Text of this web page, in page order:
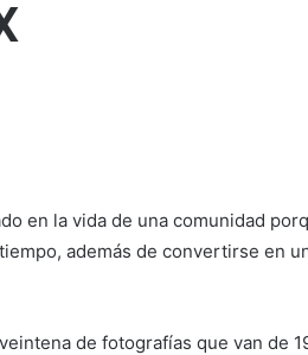
en la vida de una comunidad
además de convertirse en
de fotografías que van de